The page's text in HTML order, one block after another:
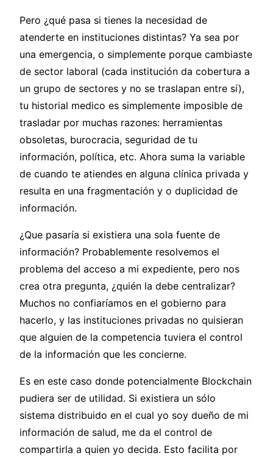
Pero ¿qué pasa si tienes la necesidad de
atenderte en instituciones distintas? Ya sea por
una emergencia, o simplemente porque cambiaste
de sector laboral (cada institución da cobertura a
un grupo de sectores y no se traslapan entre sí),
tu historial medico es simplemente imposible de
trasladar por muchas razones: herramientas
obsoletas, burocracia, seguridad de tu
información, política, etc. Ahora suma la variable
de cuando te atiendes en alguna clínica privada y
resulta en una fragmentación y o duplicidad de
información.
¿Que pasaría si existiera una sola fuente de
información? Probablemente resolvemos el
problema del acceso a mi expediente, pero nos
crea otra pregunta, ¿quién la debe centralizar?
Muchos no confiaríamos en el gobierno para
hacerlo, y las instituciones privadas no quisieran
que alguien de la competencia tuviera el control
de la información que les concierne.
Es en este caso donde potencialmente Blockchain
pudiera ser de utilidad. Si existiera un sólo
sistema distribuido en el cual yo soy dueño de mi
información de salud, me da el control de
compartirla a quien yo decida. Esto facilita por